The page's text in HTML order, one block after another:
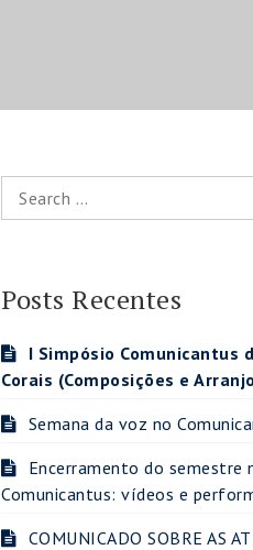
Search
for:
Posts Recentes
I Simpósio Comunicantus
Corais (Composições e
Semana da voz no
Encerramento do semestre
Comunicantus: vídeos e
COMUNICADO SOBRE AS